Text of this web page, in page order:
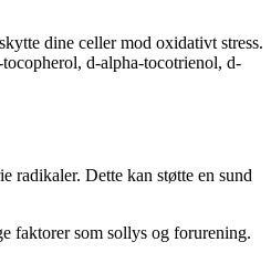
dine celler mod oxidativt stress.
d-alpha-tocotrienol, d-
radikaler. Dette kan støtte en sund
faktorer som sollys og forurening.